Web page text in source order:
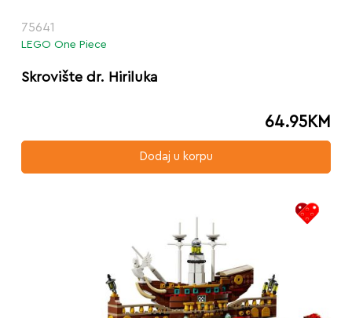
75641
LEGO One Piece
Skrovište dr. Hiriluka
64.95KM
Dodaj u korpu